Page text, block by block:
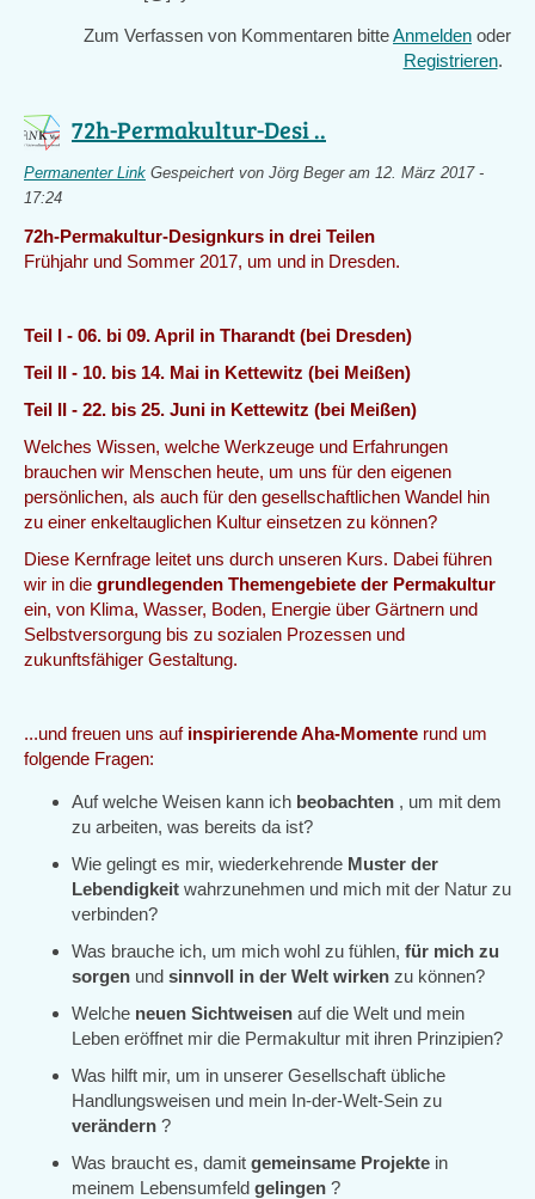
Zum Verfassen von Kommentaren bitteAnmelden oder
Registrieren.
72h-Permakultur-Desi ..
Permanenter Link Gespeichert von Jörg Begeram 12. März 2017 -
17:24
72h-Permakultur-Designkurs in drei Teilen
Frühjahr und Sommer 2017, um und in Dresden.
Teil I - 06. bi 09. April in Tharandt (bei Dresden)
Teil II - 10. bis 14. Mai in Kettewitz (bei Meißen)
Teil II - 22. bis 25. Juni in Kettewitz (bei Meißen)
Welches Wissen, welche Werkzeuge und Erfahrungen
brauchen wir Menschen heute, um uns für den eigenen
persönlichen, als auch für den gesellschaftlichen Wandel hin
zu einer enkeltauglichen Kultur einsetzen zu können?
Diese Kernfrage leitet uns durch unseren Kurs. Dabei führen
wir in die grundlegenden Themengebiete der Permakultur
ein, von Klima, Wasser, Boden, Energie über Gärtnern und
Selbstversorgung bis zu sozialen Prozessen und
zukunftsfähiger Gestaltung.
...und freuen uns auf inspirierende Aha-Momente rund um
folgende Fragen:
Auf welche Weisen kann ich beobachten , um mit dem
zu arbeiten, was bereits da ist?
Wie gelingt es mir, wiederkehrende Muster der
Lebendigkeit wahrzunehmen und mich mit der Natur zu
verbinden?
Was brauche ich, um mich wohl zu fühlen, für mich zu
sorgen und sinnvoll in der Welt wirken zu können?
Welche neuen Sichtweisen auf die Welt und mein
Leben eröffnet mir die Permakultur mit ihren Prinzipien?
Was hilft mir, um in unserer Gesellschaft übliche
Handlungsweisen und mein In-der-Welt-Sein zu
verändern ?
Was braucht es, damit gemeinsame Projekte in
meinem Lebensumfeld gelingen ?